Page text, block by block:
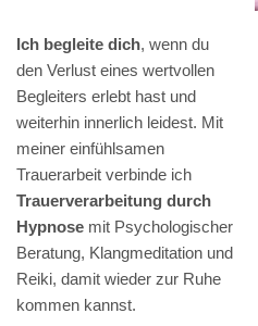
Ich begleite dich, wenn du
den Verlust eines wertvollen
Begleiters erlebt hast und
weiterhin innerlich leidest. Mit
meiner einfühlsamen
Trauerarbeit verbinde ich
Trauerverarbeitung durch
Hypnose mit Psychologischer
Beratung, Klangmeditation und
Reiki, damit wieder zur Ruhe
kommen kannst.